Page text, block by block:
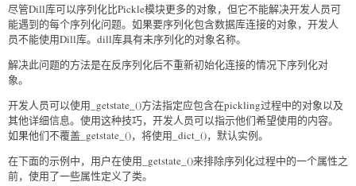
尽管Dill库可以序列化比Pickle模块更多的对象，但它不能解决开发人员可
能遇到的每个序列化问题。如果要序列化包含数据库连接的对象，开发人
员不能使用Dill库。dill库具有未序列化的对象名称。
解决此问题的方法是在反序列化后不重新初始化连接的情况下序列化对
象。
开发人员可以使用_getstate_()方法指定应包含在pickling过程中的对象以及
其他详细信息。使用这种技巧，开发人员可以指示他们希望使用的内容。
如果他们不覆盖_getstate_()，将使用_dict_()，默认实例。
在下面的示例中，用户在使用_getstate_()来排除序列化过程中的一个属性之
前，使用了一些属性定义了类。